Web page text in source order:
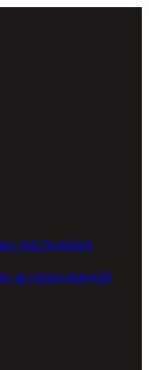
для подбора
за спецодеждой